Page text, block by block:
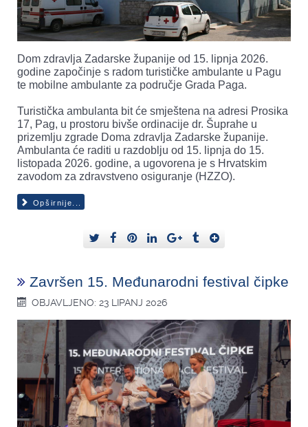
Dom zdravlja Zadarske županije od 15. lipnja 2026.
godine započinje s radom turističke ambulante u Pagu
te mobilne ambulante za područje Grada Paga.
Turistička ambulanta bit će smještena na adresi Prosika
17, Pag, u prostoru bivše ordinacije dr. Šuprahe u
prizemlju zgrade Doma zdravlja Zadarske županije.
Ambulanta će raditi u razdoblju od 15. lipnja do 15.
listopada 2026. godine, a ugovorena je s Hrvatskim
zavodom za zdravstveno osiguranje (HZZO).
Opširnije...
Završen 15. Međunarodni festival čipke
OBJAVLJENO: 23 LIPANJ 2026